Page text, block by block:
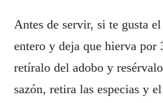
Antes de servir, si te gusta
entero y deja que hierva por
retíralo del adobo y
sazón, retira las especias y